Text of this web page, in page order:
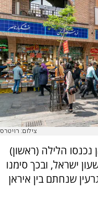
צילום: רויטרס
נכנסו הלילה (ראשון)
בשעה 03:00 לפי שעון ישראל, ובכך סימנו
שנחתם בין איראן